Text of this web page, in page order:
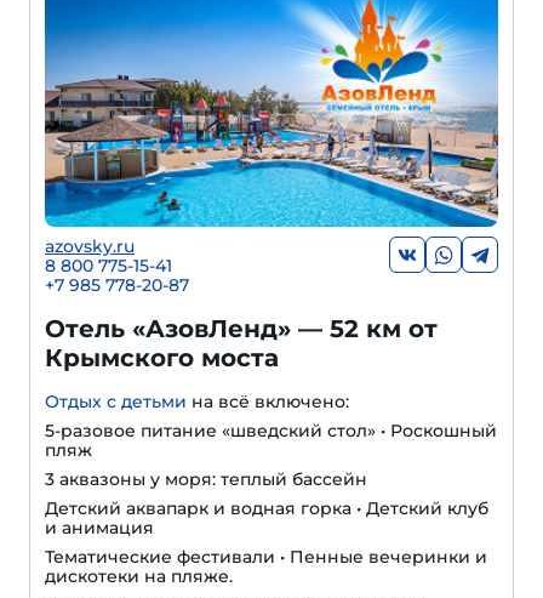
azovsky.ru
8 800 775-15-41
+7 985 778-20-87
Отель «АзовЛенд» — 52 км от
Крымского моста
Отдых с детьми на всё включено:
5-разовое питание «шведский стол» • Роскошный
пляж
3 аквазоны у моря: теплый бассейн
Детский аквапарк и водная горка • Детский клуб
и анимация
Тематические фестивали • Пенные вечеринки и
дискотеки на пляже.